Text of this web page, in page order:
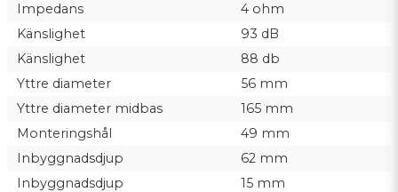
Impedans
4 ohm
Känslighet
93 dB
Känslighet
88 db
Yttre diameter
56 mm
Yttre diameter midbas
165 mm
Monteringshål
49 mm
Inbyggnadsdjup
62 mm
Inbyggnadsdjup
15 mm